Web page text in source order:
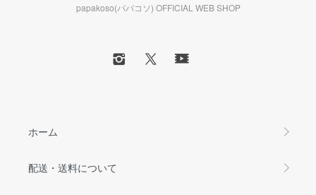
papakoso(パパコソ) OFFICIAL WEB SHOP
ホーム
配送・送料について